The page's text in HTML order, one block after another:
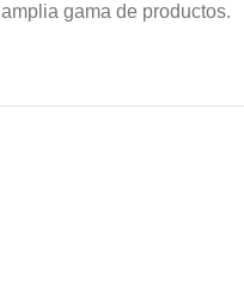
amplia gama de productos.